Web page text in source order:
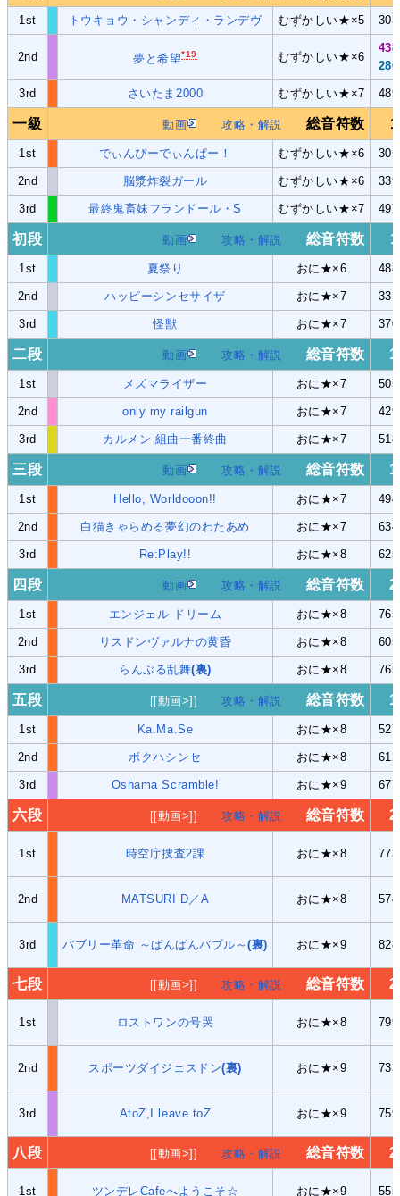
1st トウキョウ・シャンディ・ランデヴ むずかしい★×5
2nd 夢と希望*19 むずかしい★×6
3rd さいたま2000 むずかしい★×7
一級 動画 攻略・解説 総音符数
1st でぃんぴーでぃんぱー！ むずかしい★×6
2nd 脳漿炸裂ガール むずかしい★×6
3rd 最終鬼畜妹フランドール・S むずかしい★×7
初段 動画 攻略・解説 総音符数
1st 夏祭り おに★×6
2nd ハッピーシンセサイザ おに★×7
3rd 怪獣 おに★×7
二段 動画 攻略・解説 総音符数
1st メズマライザー おに★×7
2nd only my railgun おに★×7
3rd カルメン 組曲一番終曲 おに★×7
三段 動画 攻略・解説 総音符数
1st Hello, Worldooon!! おに★×7
2nd 白猫きゃらめる夢幻のわたあめ おに★×7
3rd Re:Play!! おに★×8
四段 動画 攻略・解説 総音符数
1st エンジェル ドリーム おに★×8
2nd リスドンヴァルナの黄昏 おに★×8
3rd らんぶる乱舞(裏) おに★×8
五段 [[動画>]]攻略・解説 総音符数
1st Ka.Ma.Se おに★×8
2nd ボクハシンセ おに★×8
3rd Oshama Scramble! おに★×9
六段 [[動画>]]攻略・解説 総音符数
1st 時空庁捜査2課 おに★×8
2nd MATSURI D／A おに★×8
3rd バブリー革命 ～ばんばんバブル～(裏) おに★×9
七段 [[動画>]]攻略・解説 総音符数
1st ロストワンの号哭 おに★×8
2nd スポーツダイジェスドン(裏) おに★×9
3rd AtoZ,I leave toZ おに★×9
八段 [[動画>]]攻略・解説 総音符数
1st ツンデレCafeへようこそ☆ おに★×9